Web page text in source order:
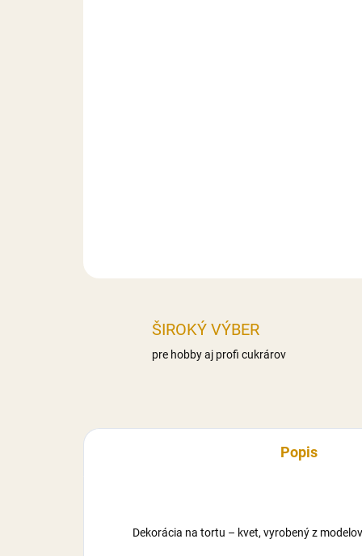
ŠIROKÝ VÝBER
pre hobby aj profi cukrárov
Popis
Dekorácia na tortu – kvet, vyrobený z